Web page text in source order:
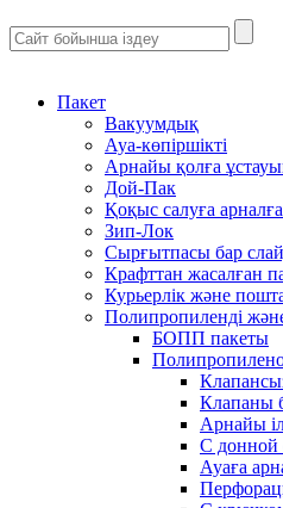
Пакет
Вакуумдық
Ауа-көпіршікті
Арнайы қолға
Дой-Пак
Қоқыс салуға
Зип-Лок
Сырғытпасы бар
Крафттан жасалған
Курьерлік және
Полипропиленді
БОПП пакеты
Клапаны
Арнайы
С донной
Ауаға